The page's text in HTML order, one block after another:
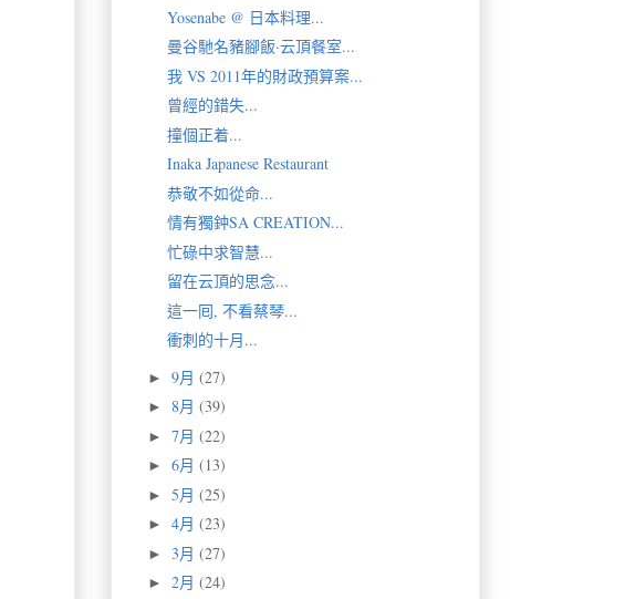
Yosenabe @ 日本料理...
曼谷馳名豬腳飯·云頂餐室...
我 VS 2011年的財政預算案...
曾經的錯失...
撞個正着...
Inaka Japanese Restaurant
恭敬不如從命...
情有獨鈡SA CREATION...
忙碌中求智慧...
留在云頂的思念...
這一囘, 不看蔡琴...
衝刺的十月...
► 9月 (27)
► 8月 (39)
► 7月 (22)
► 6月 (13)
► 5月 (25)
► 4月 (23)
► 3月 (27)
► 2月 (24)